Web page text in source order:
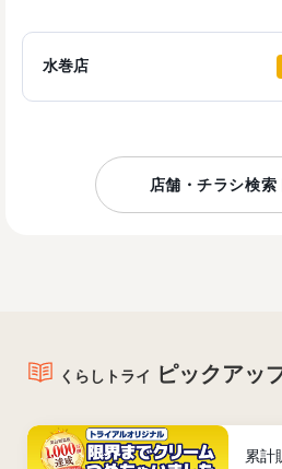
水巻店
店舗・チラシ検索
くらしトライ ピックアッ
累計